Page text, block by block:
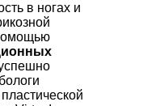
в ногах и